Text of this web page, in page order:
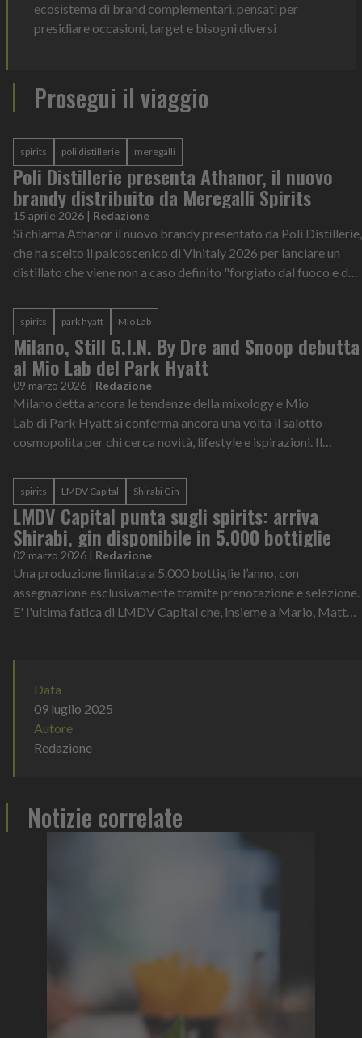
ecosistema di brand complementari, pensati per
presidiare occasioni, target e bisogni diversi
Prosegui il viaggio
spirits poli distillerie meregalli
Poli Distillerie presenta Athanor, il nuovo
brandy distribuito da Meregalli Spirits
15 aprile 2026 | Redazione
Si chiama Athanor il nuovo brandy presentato da Poli Distillerie,
che ha scelto il palcoscenico di Vinitaly 2026 per lanciare un
distillato che viene non a caso definito "forgiato dal fuoco e dal
spirits park hyatt Mio Lab
Milano, Still G.I.N. By Dre and Snoop debutta
al Mio Lab del Park Hyatt
09 marzo 2026 | Redazione
Milano detta ancora le tendenze della mixology e Mio
Lab di Park Hyatt si conferma ancora una volta il salotto
cosmopolita per chi cerca novità, lifestyle e ispirazioni. Il
spirits LMDV Capital Shirabi Gin
LMDV Capital punta sugli spirits: arriva
Shirabi, gin disponibile in 5.000 bottiglie
02 marzo 2026 | Redazione
Una produzione limitata a 5.000 bottiglie l’anno, con
assegnazione esclusivamente tramite prenotazione e selezione.
E' l'ultima fatica di LMDV Capital che, insieme a Mario, Matteo
Data
09 luglio 2025
Autore
Redazione
Notizie correlate